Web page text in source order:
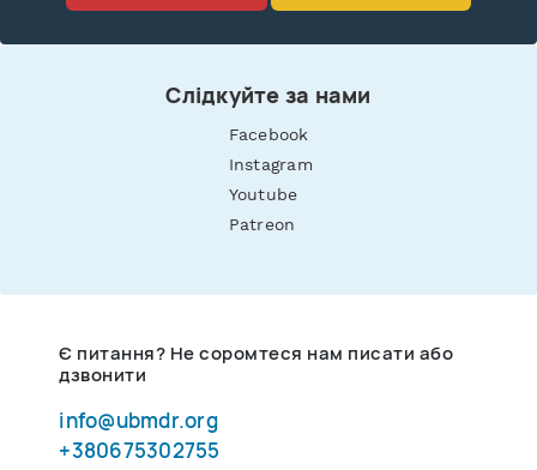
Слідкуйте за нами
Facebook
Instagram
Youtube
Patreon
Є питання? Не соромтеся нам писати або
дзвонити
info@ubmdr.org
+380675302755